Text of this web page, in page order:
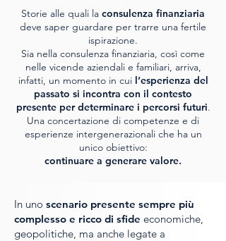
Storie alle quali la consulenza finanziaria
deve saper guardare per trarre una fertile
ispirazione.
Sia nella consulenza finanziaria, così come
nelle vicende aziendali e familiari, arriva,
infatti, un momento in cui l’esperienza del
passato si incontra con il contesto
presente per determinare i percorsi futuri.
Una concertazione di competenze e di
esperienze intergenerazionali che ha un
unico obiettivo:
continuare a generare valore.
In uno scenario presente sempre più
complesso e ricco di sfide economiche,
geopolitiche, ma anche legate a